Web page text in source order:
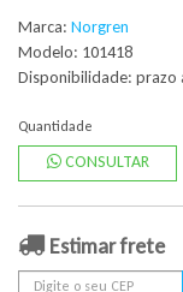
Marca: Norgren
Modelo: 101418
Disponibilidade: prazo
Quantidade
CONSULTAR
Estimar frete